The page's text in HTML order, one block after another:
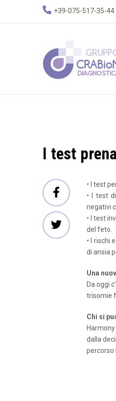
+39-075-517-35-44
I test
• I test
• I test
negativi
• I test
del feto.
• I rischi
di ansia
Una
Da oggi
trisomie
Chi si
dalla
percorso